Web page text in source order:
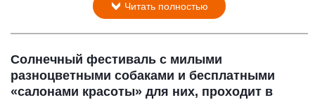
Читать полностью
Солнечный фестиваль с милыми
разноцветными собаками и бесплатными
«салонами красоты» для них, проходит в